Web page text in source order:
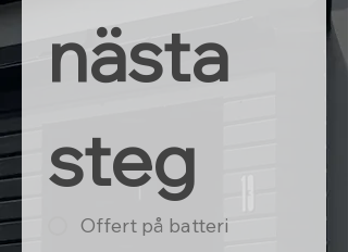
nästa
steg
Offert på batteri